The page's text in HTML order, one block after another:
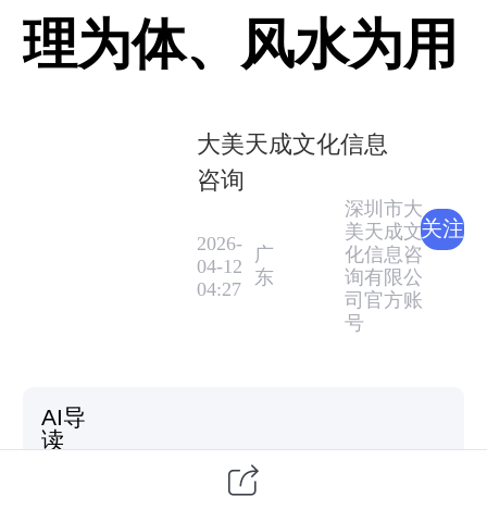
理为体、风水为用
大美天成文化信息
咨询
2026-
04-12
04:27
广
东
深圳市大
美天成文
化信息咨
询有限公
司官方账
号
关注
AI导
读
"生辰八字是你的生命能量底色，不